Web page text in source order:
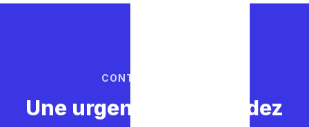
CONTACTEZ-NOUS
Une urgence ? Ne perdez